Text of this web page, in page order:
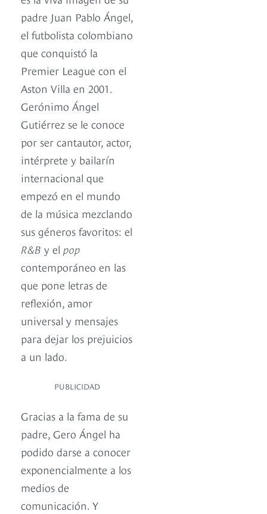
padre Juan Pablo Ángel,
el futbolista colombiano
que conquistó la
Premier League con el
Aston Villa en 2001.
Gerónimo Ángel
Gutiérrez se le conoce
por ser cantautor, actor,
intérprete y bailarín
internacional que
empezó en el mundo
de la música mezclando
sus géneros favoritos: el
R&B y el pop
contemporáneo en las
que pone letras de
reflexión, amor
universal y mensajes
para dejar los prejuicios
a un lado.
PUBLICIDAD
Gracias a la fama de su
padre, Gero Ángel ha
podido darse a conocer
exponencialmente a los
medios de
comunicación. Y